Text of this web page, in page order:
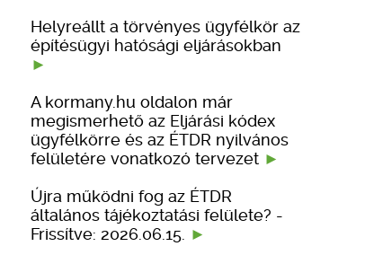
Helyreállt a törvényes ügyfélkör az
építésügyi hatósági eljárásokban
A kormany.hu oldalon már
megismerhető az Eljárási kódex
ügyfélkörre és az ÉTDR nyilvános
felületére vonatkozó tervezet
Újra működni fog az ÉTDR
általános tájékoztatási felülete? -
Frissítve: 2026.06.15.